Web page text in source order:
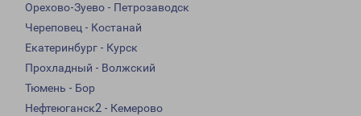
Орехово-Зуево - Петрозаводск
Череповец - Костанай
Екатеринбург - Курск
Прохладный - Волжский
Тюмень - Бор
Нефтеюганск2 - Кемерово